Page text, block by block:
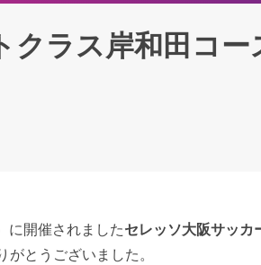
クラス岸和田コ
に開催されましたセレッソ大阪サッカ
とうございました。